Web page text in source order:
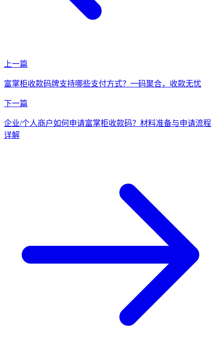
上一篇
富掌柜收款码牌支持哪些支付方式？一码聚合，收款无忧
下一篇
企业/个人商户如何申请富掌柜收款码？材料准备与申请流程
详解